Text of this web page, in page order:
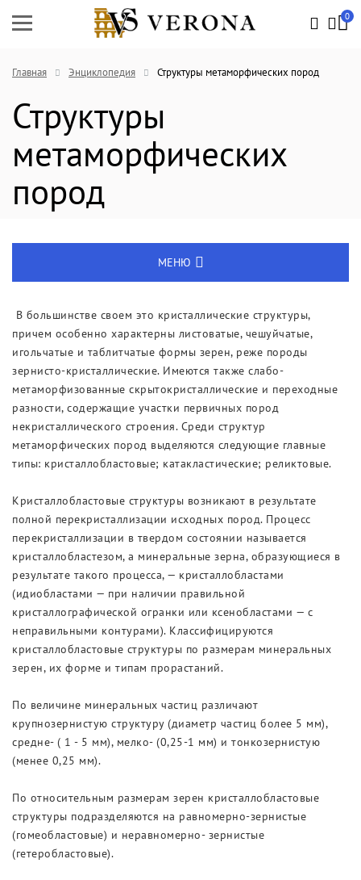
0
Главная Энциклопедия Структуры метаморфических пород
Структуры
метаморфических
пород
МЕНЮ
Выставки
В большинстве своем это кристаллические структуры,
причем особенно характерны листоватые, чешуйчатые,
игольчатые и таблитчатые формы зерен, реже породы
зернисто-кристаллические. Имеются также слабо-
метаморфизованные скрытокристаллические и переходные
разности, содержащие участки первичных пород
некристаллического строения. Среди структур
метаморфических пород выделяются следующие главные
типы: кристаллобластовые; катакластические; реликтовые.
Кристаллобластовые структуры возникают в результате
полной перекристаллизации исходных пород. Процесс
перекристаллизации в твердом состоянии называется
кристаллобластезом, а минеральные зерна, образующиеся в
результате такого процесса, — кристаллобластами
(идиобластами — при наличии правильной
кристаллографической огранки или ксенобластами — с
неправильными контурами). Классифицируются
кристаллобластовые структуры по размерам минеральных
зерен, их форме и типам прорастаний.
По величине минеральных частиц различают
крупнозернистую структуру (диаметр частиц более 5 мм),
средне- ( 1 - 5 мм), мелко- (0,25-1 мм) и тонкозернистую
(менее 0,25 мм).
По относительным размерам зерен кристаллобластовые
структуры подразделяются на равномерно-зернистые
(гомеобластовые) и неравномерно- зернистые
(гетеробластовые).